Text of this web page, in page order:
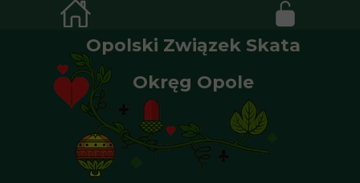
Opolski Związek Skata
Okręg Opole